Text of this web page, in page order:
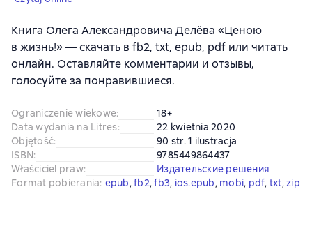
Книга Олега Александровича Делёва «Ценою
в жизнь!» — скачать в fb2, txt, epub, pdf или читать
онлайн. Оставляйте комментарии и отзывы,
голосуйте за понравившиеся.
Ograniczenie wiekowe:
18+
Data wydania na Litres:
22 kwietnia 2020
Objętość:
90 str. 1 ilustracja
ISBN:
9785449864437
Właściciel praw:
Издательские решения
Format pobierania: epub, fb2, fb3, ios.epub, mobi, pdf, txt, zip